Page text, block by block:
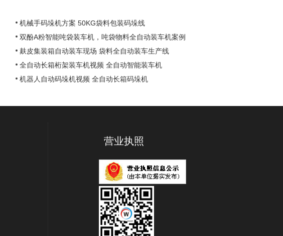
机械手码垛机方案 50KG袋料包装码垛线
双酚A粉智能吨袋装车机，吨袋物料全自动装车机案例
麸皮集装箱自动装车现场 袋料全自动装车生产线
全自动长箱桁架装车机视频 全自动智能装车机
机器人自动码垛机视频 全自动长箱码垛机
营业执照